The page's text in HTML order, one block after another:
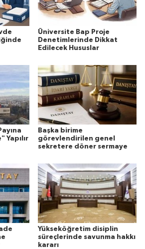
Üniversite Bap Proje
Denetimlerinde Dikkat
Edilecek Hususlar
Yapılır
Başka birime
görevlendirilen genel
sekretere döner sermaye
Yükseköğretim disiplin
süreçlerinde savunma hakkı
kararı